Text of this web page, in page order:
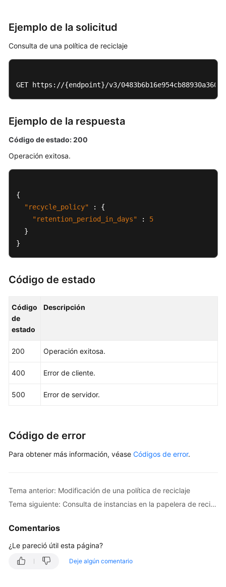
de
almacenamiento
instancia
BD
anual/mensual
de
una
datos
de
base
datos
Cambio
especificaciones
instancia
de
datos
Consulta
grupos
de
Ejemplo de la solicitud
Consulta de una política de reciclaje
GET https://{endpoint}/v3/
Ejemplo de la respuesta
Código de estado: 200
Operación exitosa.
{
"recycle_policy"
:
{
"retention_period_in_days"
:
5
}
}
Código de estado
Código
de
estado
Descripción
200 Operación exitosa.
400 Error de cliente.
500 Error de servidor.
Código de error
Para obtener más información, véase Códigos de error.
Tema anterior: Modificación de una política de reciclaje
Tema siguiente: Consulta de instancias en la papelera de reciclaje
Comentarios
¿Le pareció útil esta página?
Deje algún comentario